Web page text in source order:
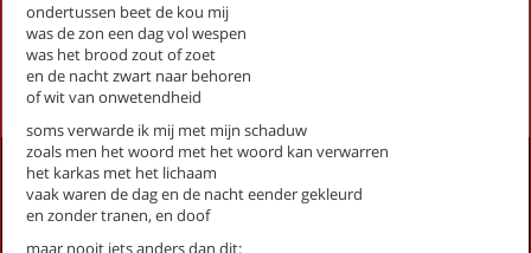
totaal witte kamer
«First‹Previous
1 ›Next»Last
ondertussen beet de kou mij
was de zon een dag vol wespen
was het brood zout of zoet
en de nacht zwart naar behoren
of wit van onwetendheid
soms verwarde ik mij met mijn schaduw
zoals men het woord met het woord kan verwarren
het karkas met het lichaam
vaak waren de dag en de nacht eender gekleurd
en zonder tranen, en doof
maar nooit iets anders dan dit:
Activiteiten
Lezingen door en over schrijvers